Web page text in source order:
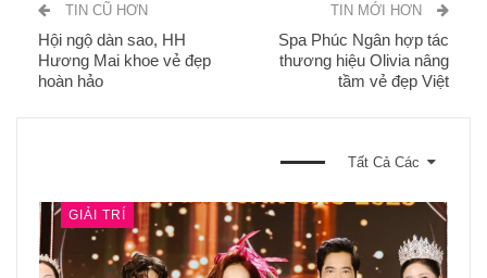
TIN CŨ HƠN
Hội ngộ dàn sao, HH
Hương Mai khoe vẻ đẹp
hoàn hảo
TIN MỚI HƠN
Spa Phúc Ngân hợp tác
thương hiệu Olivia nâng
tầm vẻ đẹp Việt
Tất Cả Các
GIẢI TRÍ